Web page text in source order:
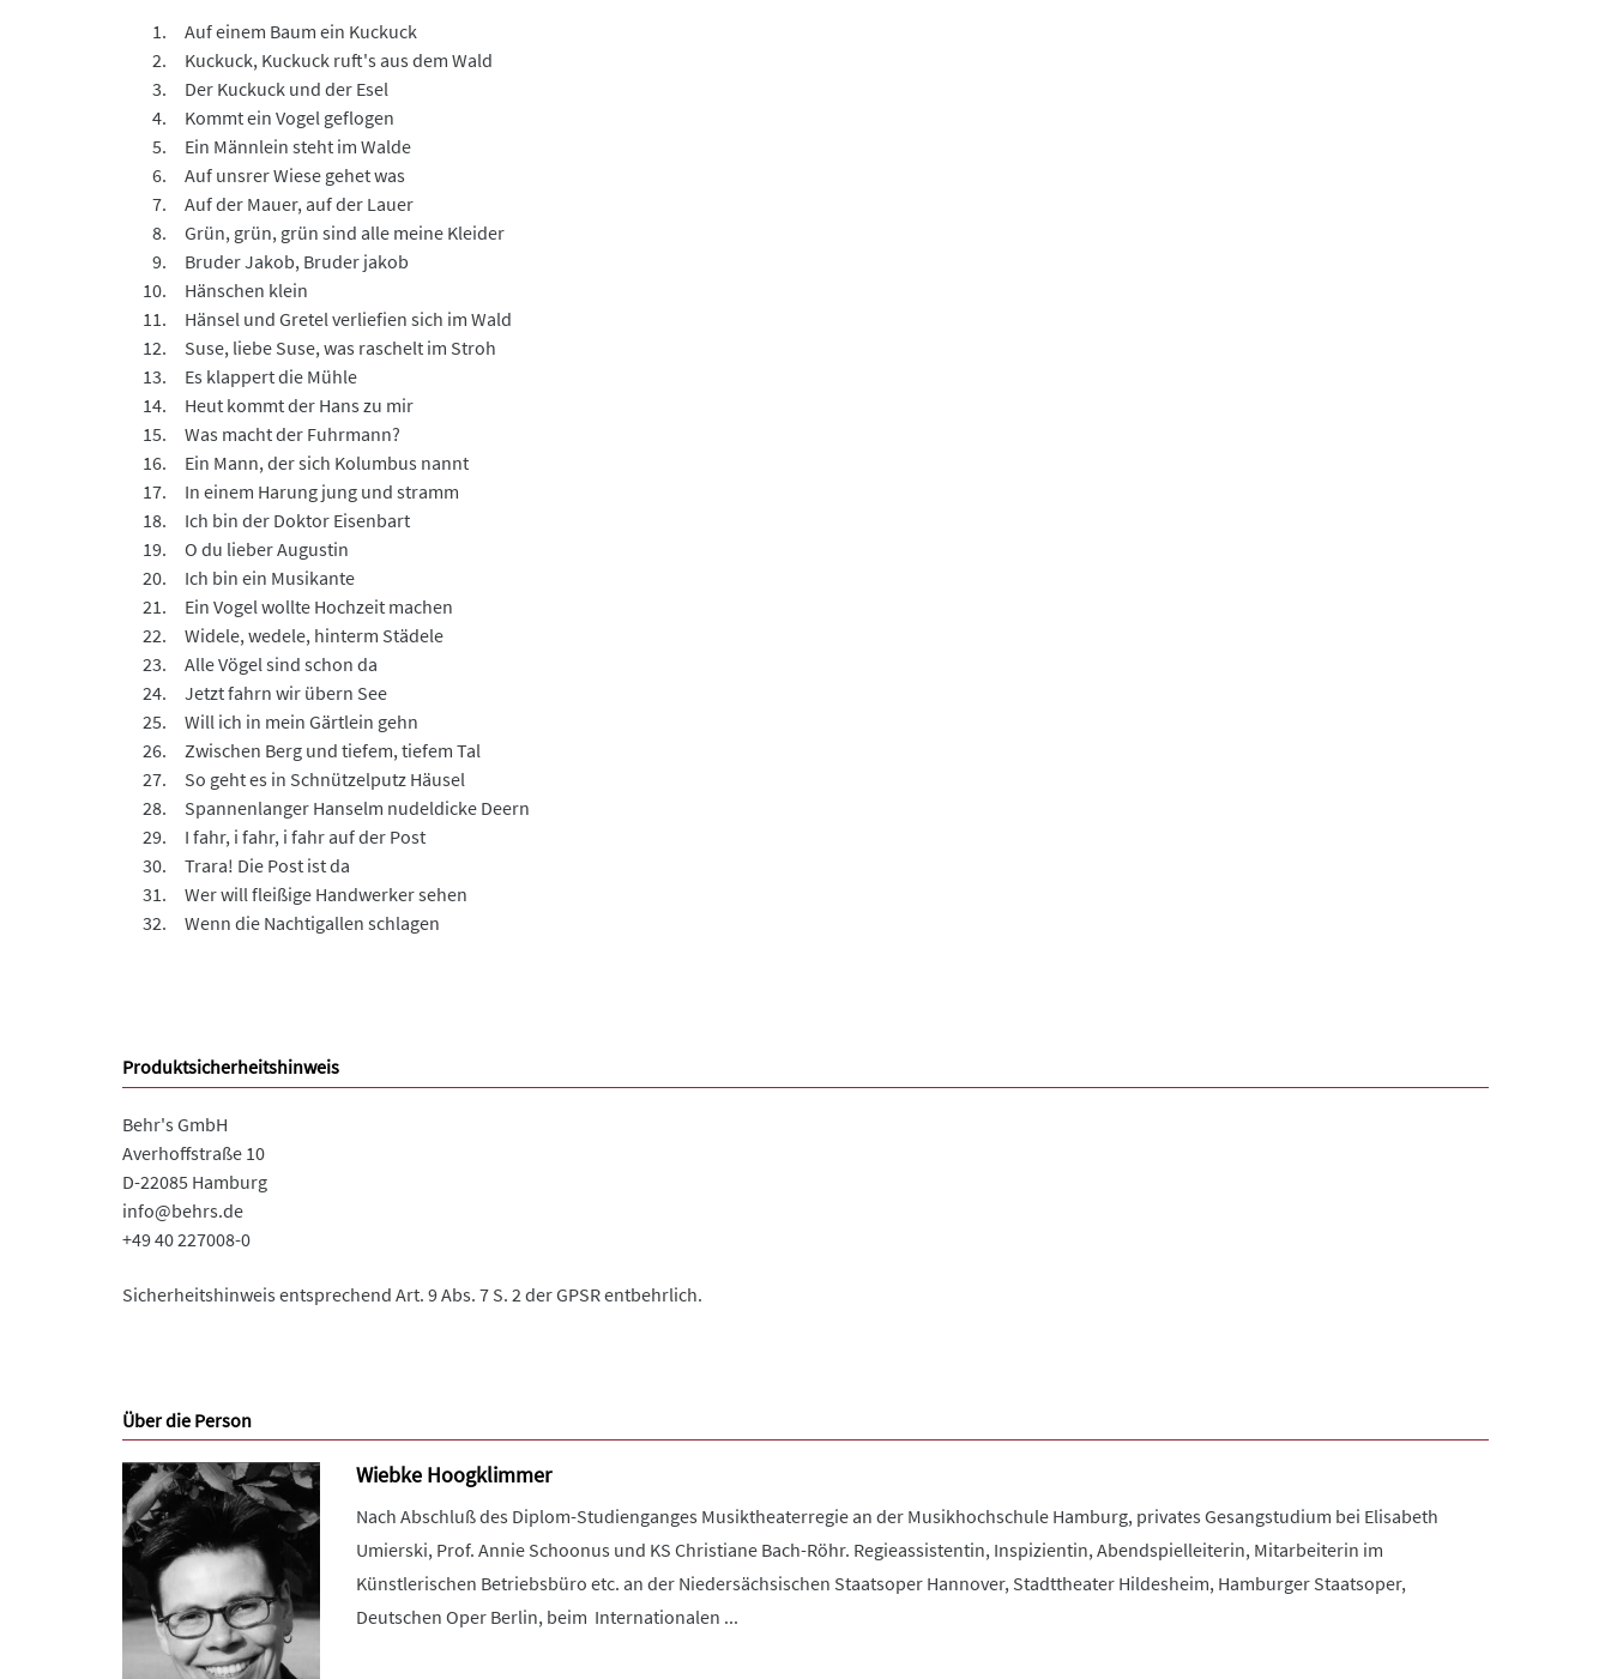
Auf einem Baum ein Kuckuck
Kuckuck, Kuckuck ruft's aus dem Wald
Der Kuckuck und der Esel
Kommt ein Vogel geflogen
Ein Männlein steht im Walde
Auf unsrer Wiese gehet was
Auf der Mauer, auf der Lauer
Grün, grün, grün sind alle meine Kleider
Bruder Jakob, Bruder jakob
Hänschen klein
Hänsel und Gretel verliefien sich im Wald
Suse, liebe Suse, was raschelt im Stroh
Es klappert die Mühle
Heut kommt der Hans zu mir
Was macht der Fuhrmann?
Ein Mann, der sich Kolumbus nannt
In einem Harung jung und stramm
Ich bin der Doktor Eisenbart
O du lieber Augustin
Ich bin ein Musikante
Ein Vogel wollte Hochzeit machen
Widele, wedele, hinterm Städele
Alle Vögel sind schon da
Jetzt fahrn wir übern See
Will ich in mein Gärtlein gehn
Zwischen Berg und tiefem, tiefem Tal
So geht es in Schnützelputz Häusel
Spannenlanger Hanselm nudeldicke Deern
I fahr, i fahr, i fahr auf der Post
Trara! Die Post ist da
Wer will fleißige Handwerker sehen
Wenn die Nachtigallen schlagen
Produktsicherheitshinweis
Behr's GmbH
Averhoffstraße 10
D-22085 Hamburg
info@behrs.de
+49 40 227008-0
Sicherheitshinweis entsprechend Art. 9 Abs. 7 S. 2 der GPSR entbehrlich.
Über die Person
Wiebke Hoogklimmer
Nach Abschluß des Diplom-Studienganges Musiktheaterregie an der Musikhochschule Hamburg, privates Gesangstudium bei Elisabeth
Umierski, Prof. Annie Schoonus und KS Christiane Bach-Röhr. Regieassistentin, Inspizientin, Abendspielleiterin, Mitarbeiterin im
Künstlerischen Betriebsbüro etc. an der Niedersächsischen Staatsoper Hannover, Stadttheater Hildesheim, Hamburger Staatsoper,
Deutschen Oper Berlin, beim Internationalen ...